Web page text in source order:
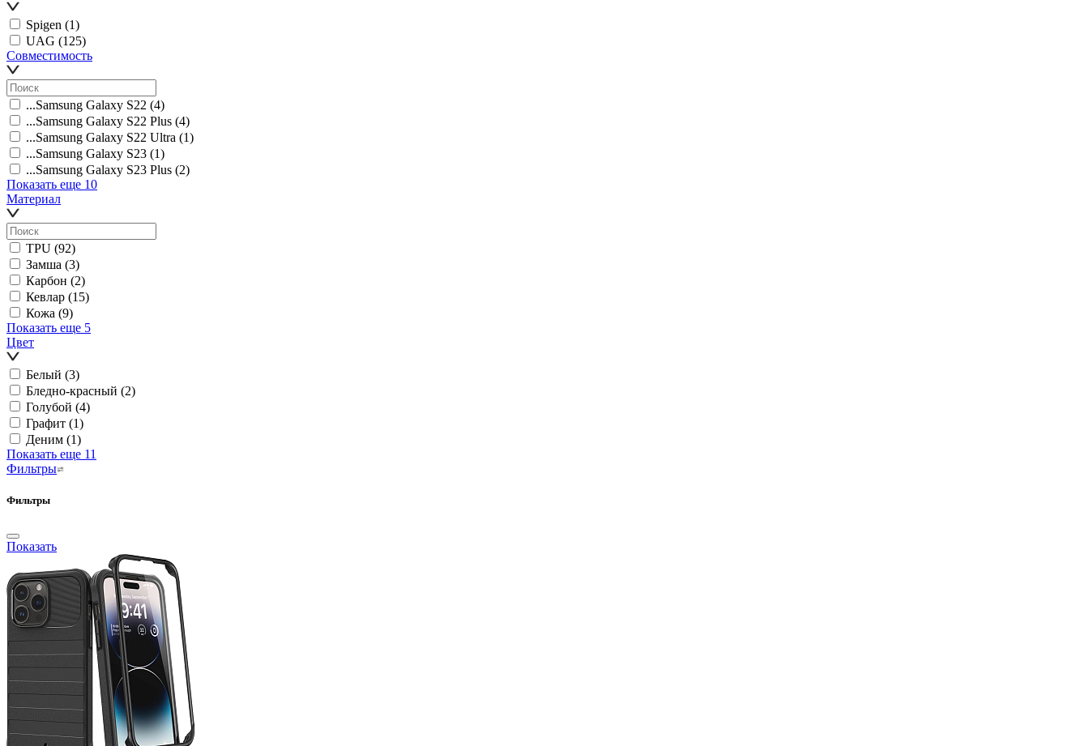
Spigen (1)
UAG (125)
Совместимость
...Samsung Galaxy S22 (4)
...Samsung Galaxy S22 Plus (4)
...Samsung Galaxy S22 Ultra (1)
...Samsung Galaxy S23 (1)
...Samsung Galaxy S23 Plus (2)
Показать еще 10
Материал
TPU (92)
Замша (3)
Карбон (2)
Кевлар (15)
Кожа (9)
Показать еще 5
Цвет
Белый (3)
Бледно-красный (2)
Голубой (4)
Графит (1)
Деним (1)
Показать еще 11
Фильтры
Фильтры
Показать